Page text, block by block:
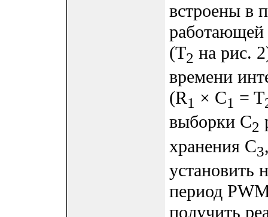
встроены в
работающей
(T2 на рис.
времени
(R1 × C1 = T
выборки C2
хранения C3
установить
период
получить